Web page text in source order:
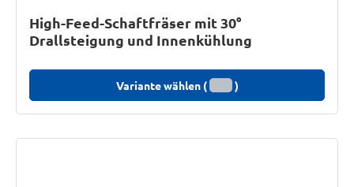
High-Feed-Schaftfräser mit 30°
Drallsteigung und Innenkühlung
Variante wählen ( )